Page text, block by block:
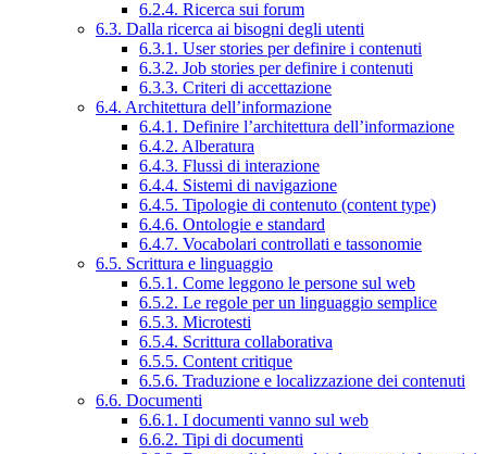
6.2.4. Ricerca sui forum
6.3. Dalla ricerca ai bisogni degli utenti
6.3.1. User stories per definire i contenuti
6.3.2. Job stories per definire i contenuti
6.3.3. Criteri di accettazione
6.4. Architettura dell’informazione
6.4.1. Definire l’architettura dell’informazione
6.4.2. Alberatura
6.4.3. Flussi di interazione
6.4.4. Sistemi di navigazione
6.4.5. Tipologie di contenuto (content type)
6.4.6. Ontologie e standard
6.4.7. Vocabolari controllati e tassonomie
6.5. Scrittura e linguaggio
6.5.1. Come leggono le persone sul web
6.5.2. Le regole per un linguaggio semplice
6.5.3. Microtesti
6.5.4. Scrittura collaborativa
6.5.5. Content critique
6.5.6. Traduzione e localizzazione dei contenuti
6.6. Documenti
6.6.1. I documenti vanno sul web
6.6.2. Tipi di documenti